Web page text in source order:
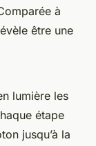
à
être une
lumière les
étape
jusqu’à la